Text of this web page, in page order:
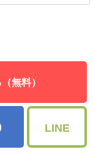
無料）
LINE